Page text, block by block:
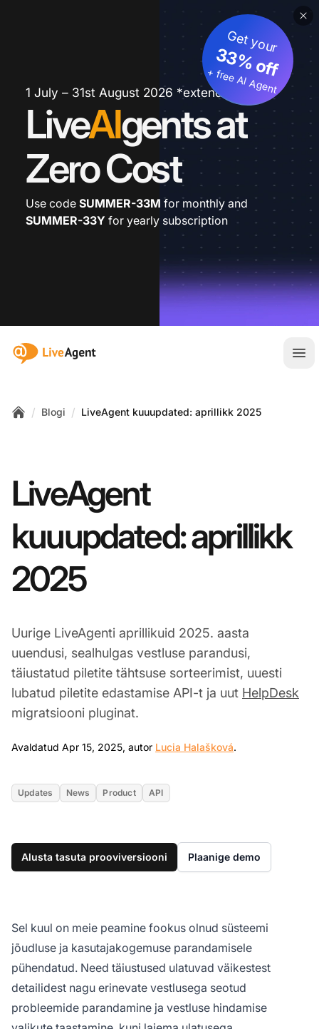
1 July – 31st August 2026 *extended
LiveAIgents at
Zero Cost
Get your
33% off
+ free AI Agent
Use code SUMMER-33M for monthly and
SUMMER-33Y for yearly subscription
:site.title
/ Blogi / LiveAgent kuuupdated: aprillikk 2025
LiveAgent
kuuupdated: aprillikk
2025
Uurige LiveAgenti aprillikuid 2025. aasta
uuendusi, sealhulgas vestluse parandusi,
täiustatud piletite tähtsuse sorteerimist, uuesti
lubatud piletite edastamise API-t ja uut HelpDesk
migratsiooni pluginat.
Avaldatud Apr 15, 2025, autor Lucia Halašková.
Updates News Product API
Alusta tasuta prooviversiooni Plaanige demo
Sel kuul on meie peamine fookus olnud süsteemi
jõudluse ja kasutajakogemuse parandamisele
pühendatud. Need täiustused ulatuvad väikestest
detailidest nagu erinevate vestlusega seotud
probleemide parandamine ja vestluse hindamise